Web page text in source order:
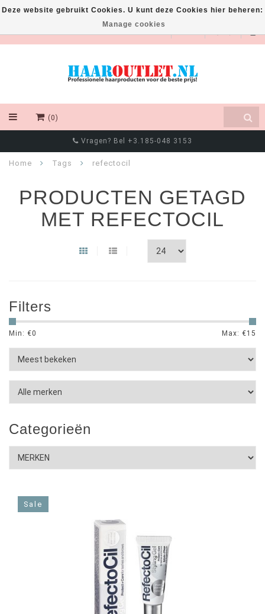
EUR
(0)
Vragen? Bel +3.185-048 3153
Home Tags refectocil
PRODUCTEN GETAGD
MET REFECTOCIL
Filters
Min: €0 Max: €15
Categorieën
Sale
Deze website gebruikt Cookies. U kunt deze Cookies hier beheren:
Manage cookies